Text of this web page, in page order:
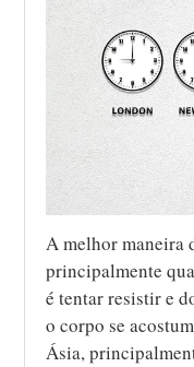
A melhor maneira
principalmente
é tentar resistir e
o corpo se
Ásia,